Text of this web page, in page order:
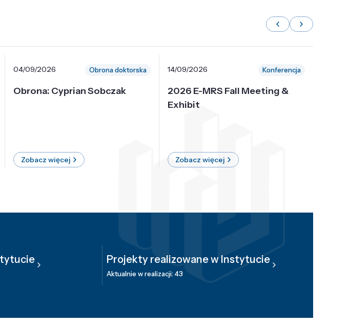
04/09/2026 Obrona doktorska
Obrona: Cyprian Sobczak
Zobacz więcej
14/09/2026 Konferencja
2026 E-MRS Fall Meeting &
Exhibit
Zobacz więcej
Projekty realizowane w Instytucie
Aktualnie w realizacji: 43